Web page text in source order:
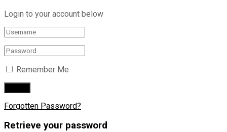
Login to your account below
Remember Me
Forgotten Password?
Retrieve your password